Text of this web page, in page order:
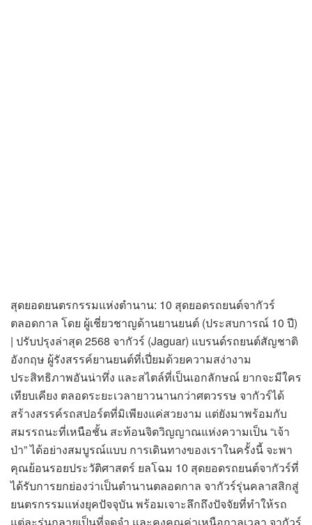
สุดยอดยนตรกรรมแห่งตำนาน: 10 สุดยอดรถยนต์จากัวร์
ตลอดกาล โดย ผู้เชี่ยวชาญด้านยานยนต์ (ประสบการณ์ 10 ปี)
| ปรับปรุงล่าสุด 2568 จากัวร์ (Jaguar) แบรนด์รถยนต์สัญชาติ
อังกฤษ ผู้รังสรรค์ยานยนต์ที่เปี่ยมด้วยความสง่างาม
ประสิทธิภาพอันน่าทึ่ง และสไตล์ที่เป็นเอกลักษณ์ ยากจะมีใคร
เทียบเคียง ตลอดระยะเวลายาวนานกว่าศตวรรษ จากัวร์ได้
สร้างสรรค์รถสปอร์ตที่มิเพียงแค่สวยงาม แต่ยังมาพร้อมกับ
สมรรถนะที่เหนือชั้น สะท้อนจิตวิญญาณแห่งความเป็น “เจ้า
ป่า” ได้อย่างสมบูรณ์แบบ การเดินทางของเราในครั้งนี้ จะพา
คุณย้อนรอยประวัติศาสตร์ ยลโฉม 10 สุดยอดรถยนต์จากัวร์ที่
ได้รับการยกย่องว่าเป็นตำนานตลอดกาล จากัวร์รุ่นคลาสสิกสู่
ยนตรกรรมแห่งยุคปัจจุบัน พร้อมเจาะลึกถึงปัจจัยที่ทำให้รถ